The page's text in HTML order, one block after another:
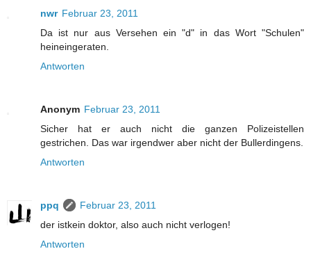
nwr Februar 23, 2011
Da ist nur aus Versehen ein "d" in das Wort "Schulen"
heineingeraten.
Antworten
Anonym Februar 23, 2011
Sicher hat er auch nicht die ganzen Polizeistellen
gestrichen. Das war irgendwer aber nicht der Bullerdingens.
Antworten
ppq
Februar 23, 2011
der istkein doktor, also auch nicht verlogen!
Antworten